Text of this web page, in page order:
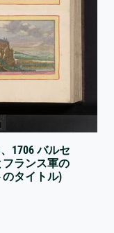
1706 バルセ
ランス軍の
タイトル)